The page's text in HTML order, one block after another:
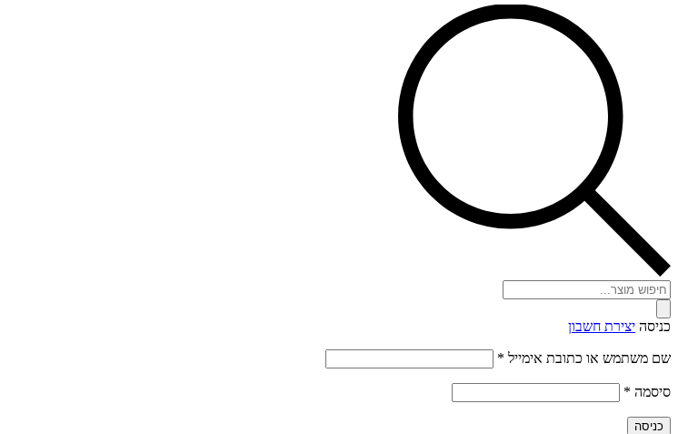
Products
search
כניסה יצירת חשבון
שם משתמש או כתובת אימייל *
סיסמה *
כניסה